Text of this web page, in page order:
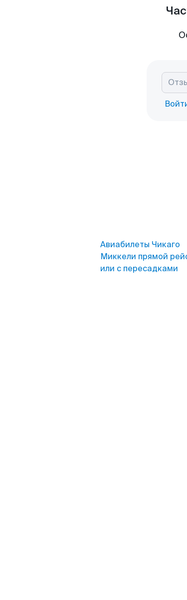
Авиабилеты Чикаго
Миккели прямой
или с пересадками